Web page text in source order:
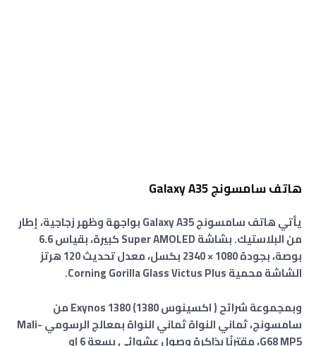
هاتف سامسونج Galaxy A35
يأتي هاتف سامسونج Galaxy A35 بواجهة وظهر زجاجية، إطار
من البلاستيك. بشاشة Super AMOLED كبيرة، بقياس 6.6
بوصة، بجودة 1080 × 2340 بكسل، معدل تحديث 120 هرتز
الشاشة محمية Corning Gorilla Glass Victus Plus.
وبمجموعة شرائح ( اكسينوس 1380) Exynos 1380 من
سامسونج، ثماني النواة ثماني النواة بمعالج الرسومي Mali-
G68 MP5، مقترنًا بذاكرة وصول عشوائي بسعة 6 او